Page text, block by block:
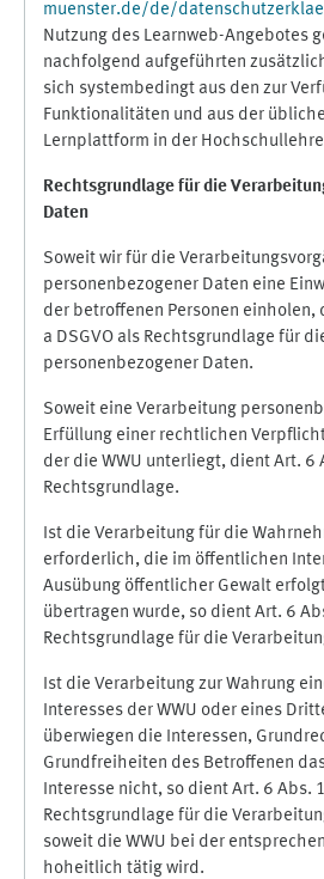
muenster.de/de/
Nutzung des Learnweb-Angebotes
nachfolgend aufgeführten
sich systembedingt aus den zur
Funktionalitäten und aus der
Lernplattform in der
Rechtsgrundlage für die
Daten
Soweit wir für die
personenbezogener Daten eine
der betroffenen Personen einholen,
a DSGVO als Rechtsgrundlage für
personenbezogener Daten.
Soweit eine Verarbeitung
Erfüllung einer rechtlichen
der die WWU unterliegt, dient Art. 6
Rechtsgrundlage.
Ist die Verarbeitung für die
erforderlich, die im öffentlichen
Ausübung öffentlicher Gewalt
übertragen wurde, so dient Art. 6
Rechtsgrundlage für die
Ist die Verarbeitung zur Wahrung
Interesses der WWU oder eines
überwiegen die Interessen,
Grundfreiheiten des Betroffenen
Interesse nicht, so dient Art. 6 Abs.
Rechtsgrundlage für die
soweit die WWU bei der
hoheitlich tätig wird.